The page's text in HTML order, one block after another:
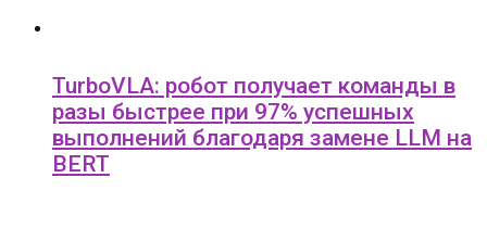
TurboVLA: робот получает команды в
разы быстрее при 97% успешных
выполнений благодаря замене LLM на
BERT